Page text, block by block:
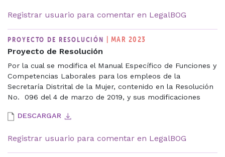
Registrar usuario para comentar en LegalBOG
PROYECTO DE RESOLUCIÓN | MAR 2023
Proyecto de Resolución
Por la cual se modifica el Manual Específico de Funciones y
Competencias Laborales para los empleos de la
Secretaría Distrital de la Mujer, contenido en la Resolución
No. 096 del 4 de marzo de 2019, y sus modificaciones
DESCARGAR
Registrar usuario para comentar en LegalBOG